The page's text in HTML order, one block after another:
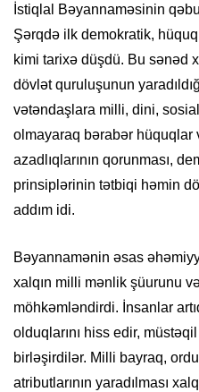
İstiqlal Bəyannaməsinin
Şərqdə ilk demokratik,
kimi tarixə düşdü. Bu sənəd
dövlət quruluşunun
vətəndaşlara milli, dini,
olmayaraq bərabər hüquqlar
azadlıqlarının qorunması,
prinsiplərinin tətbiqi həmin
addım idi.
Bəyannamənin əsas
xalqın milli mənlik şüurunu
möhkəmləndirdi. İnsanlar
olduqlarını hiss edir,
birləşirdilər. Milli bayraq,
atributlarının yaradılması